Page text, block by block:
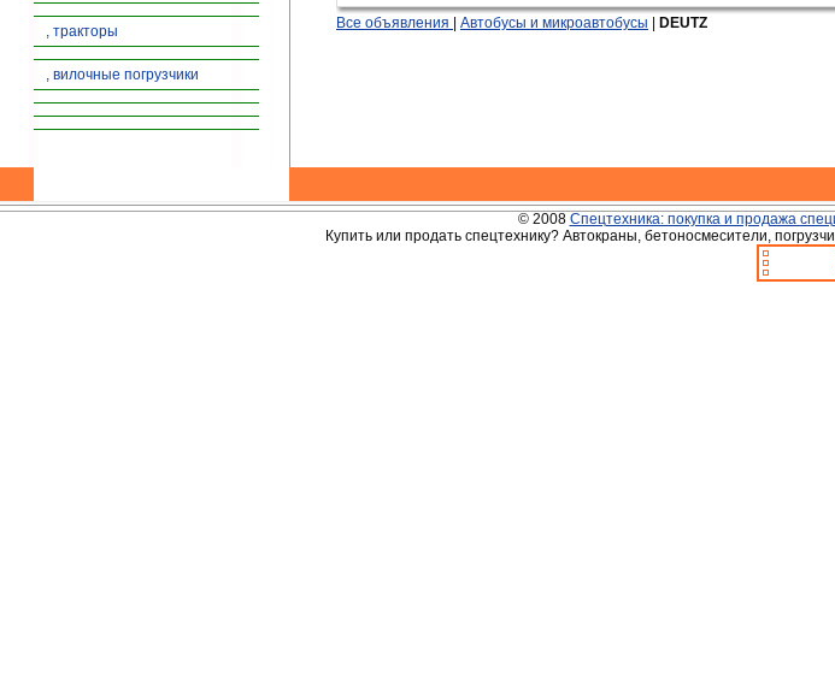
, тракторы
, вилочные погрузчики
Все объявления Автобусы и микроавтобусы DEUTZ
© 2008 Спецтехника: покупка и продажа
Купить или продать спецтехнику? Автокраны, бетоносмесители,